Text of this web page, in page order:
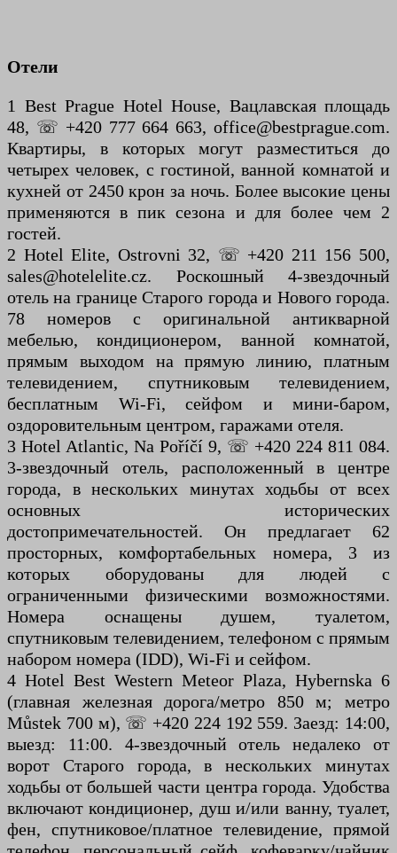
Отели
1 Best Prague Hotel House, Вацлавская площадь
48, ☏ +420 777 664 663, office@bestprague.com.
Квартиры, в которых могут разместиться до
четырех человек, с гостиной, ванной комнатой и
кухней от 2450 крон за ночь. Более высокие цены
применяются в пик сезона и для более чем 2
гостей.
2 Hotel Elite, Ostrovni 32, ☏ +420 211 156 500,
sales@hotelelite.cz. Роскошный 4-звездочный
отель на границе Старого города и Нового города.
78 номеров с оригинальной антикварной
мебелью, кондиционером, ванной комнатой,
прямым выходом на прямую линию, платным
телевидением, спутниковым телевидением,
бесплатным Wi-Fi, сейфом и мини-баром,
оздоровительным центром, гаражами отеля.
3 Hotel Atlantic, Na Poříčí 9, ☏ +420 224 811 084.
3-звездочный отель, расположенный в центре
города, в нескольких минутах ходьбы от всех
основных исторических
достопримечательностей. Он предлагает 62
просторных, комфортабельных номера, 3 из
которых оборудованы для людей с
ограниченными физическими возможностями.
Номера оснащены душем, туалетом,
спутниковым телевидением, телефоном с прямым
набором номера (IDD), Wi-Fi и сейфом.
4 Hotel Best Western Meteor Plaza, Hybernska 6
(главная железная дорога/метро 850 м; метро
Můstek 700 м), ☏ +420 224 192 559. Заезд: 14:00,
выезд: 11:00. 4-звездочный отель недалеко от
ворот Старого города, в нескольких минутах
ходьбы от большей части центра города. Удобства
включают кондиционер, душ и/или ванну, туалет,
фен, спутниковое/платное телевидение, прямой